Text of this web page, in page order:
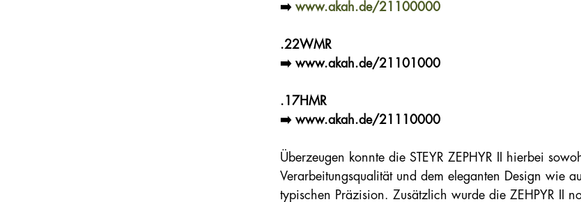
➡️ www.akah.de/21100000
.22WMR
➡️ www.akah.de/21101000
.17HMR
➡️ www.akah.de/21110000
Überzeugen konnte die STEYR ZEPHYR II hierbei
Verarbeitungsqualität und dem eleganten Design wie
typischen Präzision. Zusätzlich wurde die ZEHPYR II